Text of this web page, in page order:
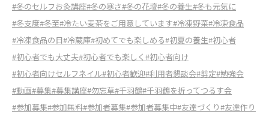
#冬のセルフお灸講座#冬の寒さ#冬の花壇#冬の養生#冬も元気に
#冬支度#冬至#冷たい麦茶をご用意しています#冷凍野菜#冷凍食品
#冷凍食品の日#冷蔵庫#初めてでも楽しめる#初夏の養生#初心者
#初心者でも大丈夫#初心者でも楽しく #初心者向け
#初心者向けセルフネイル#初心者歓迎#利用者懇談会#剪定#勉強会
#動画#募集#募集講座#勿忘草#千羽鶴#千羽鶴を折ってつるす会
#参加募集#参加無料#参加者募集#参加者募集中#友達づくり#友達作り